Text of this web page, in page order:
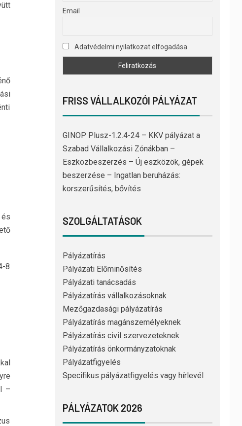
8
–
Email
Adatvédelmi nyilatkozat elfogadása
FRISS VÁLLALKOZÓI PÁLYÁZAT
GINOP Plusz-1.2.4-24 – KKV pályázat a
Szabad Vállalkozási Zónákban –
Eszközbeszerzés – Új eszközök, gépek
beszerzése – Ingatlan beruházás:
korszerűsítés, bővítés
SZOLGÁLTATÁSOK
Pályázatírás
Pályázati Előminősítés
Pályázati tanácsadás
Pályázatírás vállalkozásoknak
Mezőgazdasági pályázatírás
Pályázatírás magánszemélyeknek
Pályázatírás civil szervezeteknek
Pályázatírás önkormányzatoknak
Pályázatfigyelés
Specifikus pályázatfigyelés vagy hírlevél
PÁLYÁZATOK 2026